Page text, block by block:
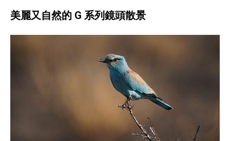
美麗又自然的 G 系列鏡頭散景